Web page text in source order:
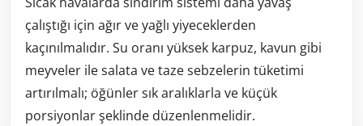
çalıştığı için ağır ve yağlı yiyeceklerden
kaçınılmalıdır. Su oranı yüksek karpuz, kavun gibi
meyveler ile salata ve taze sebzelerin tüketimi
artırılmalı; öğünler sık aralıklarla ve küçük
porsiyonlar şeklinde düzenlenmelidir.